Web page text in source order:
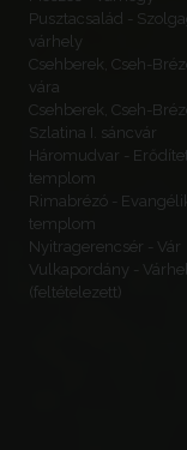
Pusztacsalád -
várhely
Csehberek, Cseh-
vára
Csehberek, Cseh-
Szlatina I. sáncvár
Háromudvar -
templom
Rimabrézó -
templom
Nyitragerencsér - Vár
Vulkapordány -
(feltételezett)